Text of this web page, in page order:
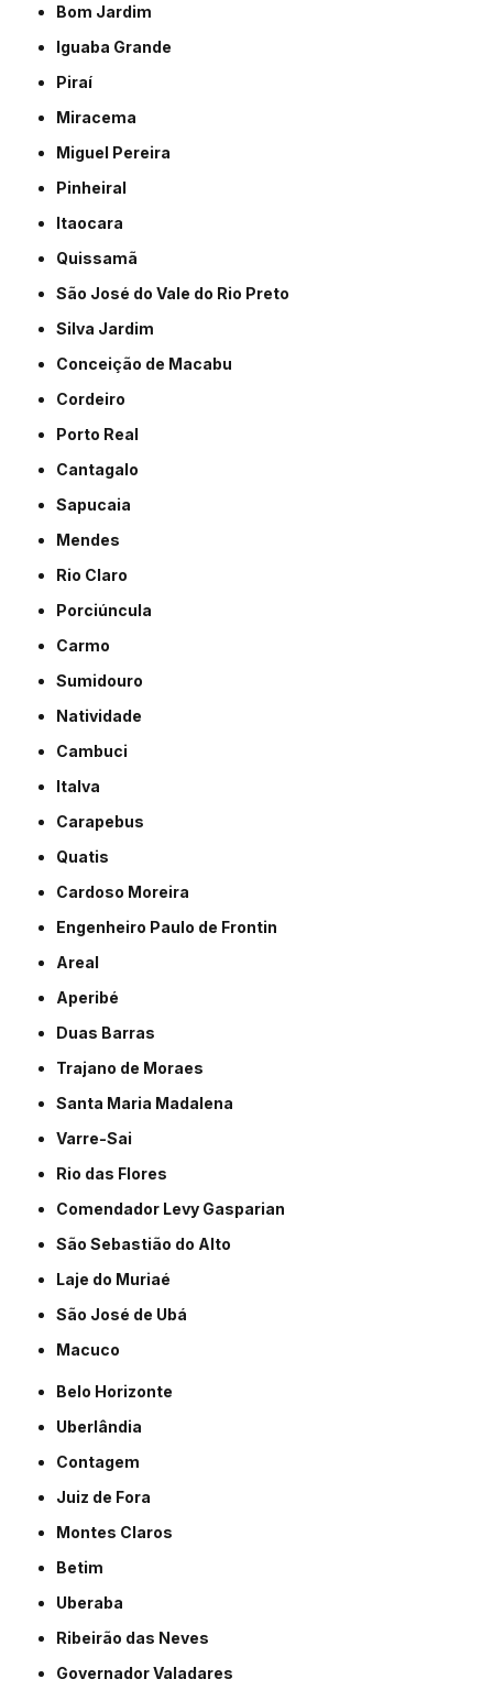
Bom Jardim
Iguaba Grande
Piraí
Miracema
Miguel Pereira
Pinheiral
Itaocara
Quissamã
São José do Vale do Rio Preto
Silva Jardim
Conceição de Macabu
Cordeiro
Porto Real
Cantagalo
Sapucaia
Mendes
Rio Claro
Porciúncula
Carmo
Sumidouro
Natividade
Cambuci
Italva
Carapebus
Quatis
Cardoso Moreira
Engenheiro Paulo de Frontin
Areal
Aperibé
Duas Barras
Trajano de Moraes
Santa Maria Madalena
Varre-Sai
Rio das Flores
Comendador Levy Gasparian
São Sebastião do Alto
Laje do Muriaé
São José de Ubá
Macuco
Belo Horizonte
Uberlândia
Contagem
Juiz de Fora
Montes Claros
Betim
Uberaba
Ribeirão das Neves
Governador Valadares